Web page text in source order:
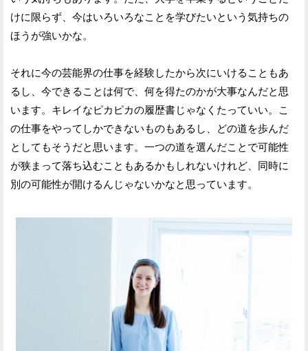
けに限らず、今はいろいろなことを学びたいという気持ちの
ほうが強いかな。
それに今の芸能界の仕事を経験したから次にいけることもあ
るし、今できることは何で、何を得たのかが大事なんだと思
います。キレイなピカピカの履歴書じゃなくたっていい。こ
の仕事をやってしかできないものもあるし、どの道を歩んだ
としてもそうだと思います。一つの道を選んだことで可能性
が狭まって落ち込むこともあるかもしれないけれど、同時に
別の可能性が開けるんじゃないかなと思っています。